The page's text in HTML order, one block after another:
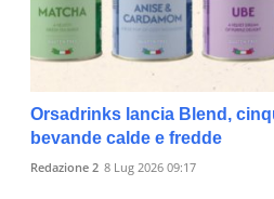
Orsadrinks lancia Blend,
bevande calde e fredde
Redazione 2 8 Lug 2026 09:17